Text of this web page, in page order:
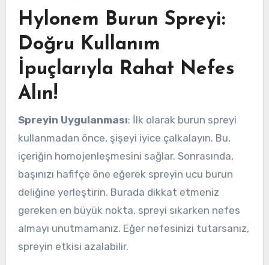
Hylonem Burun Spreyi:
Doğru Kullanım
İpuçlarıyla Rahat Nefes
Alın!
Spreyin Uygulanması: İlk olarak burun spreyi
kullanmadan önce, şişeyi iyice çalkalayın. Bu,
içeriğin homojenleşmesini sağlar. Sonrasında,
başınızı hafifçe öne eğerek spreyin ucu burun
deliğine yerleştirin. Burada dikkat etmeniz
gereken en büyük nokta, spreyi sıkarken nefes
almayı unutmamanız. Eğer nefesinizi tutarsanız,
spreyin etkisi azalabilir.